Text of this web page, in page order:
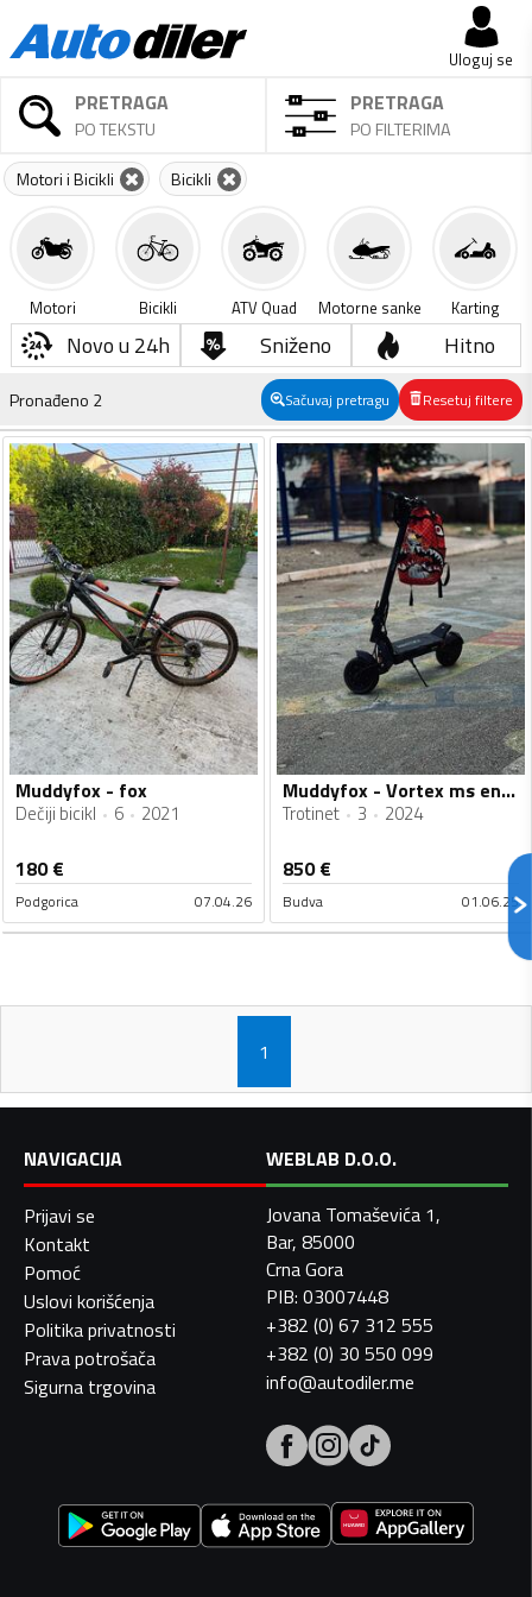
Uloguj se
PRETRAGA
PO TEKSTU
PRETRAGA
PO FILTERIMA
Motori i Bicikli Bicikli
Motori Bicikli ATV Quad Motorne sanke Karting
Novo u 24h Sniženo Hitno
Pronađeno 2 Sačuvaj pretragu Resetuj filtere
Muddyfox - fox
Dečiji bicikl 6 2021
180€
Podgorica 07.04.26
Muddyfox - Vortex ms energy
Trotinet 3 2024
850€
Budva 01.06.25
1
NAVIGACIJA
Prijavi se
Kontakt
Pomoć
Uslovi korišćenja
Politika privatnosti
Prava potrošača
Sigurna trgovina
WEBLAB D.O.O.
Jovana Tomaševića 1,
Bar, 85000
Crna Gora
PIB: 03007448
+382 (0) 67 312 555
+382 (0) 30 550 099
info@autodiler.me